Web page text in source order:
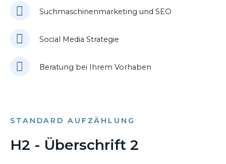
Suchmaschinenmarketing und SEO
Social Media Strategie
Beratung bei Ihrem Vorhaben
STANDARD AUFZÄHLUNG
H2 - Überschrift 2